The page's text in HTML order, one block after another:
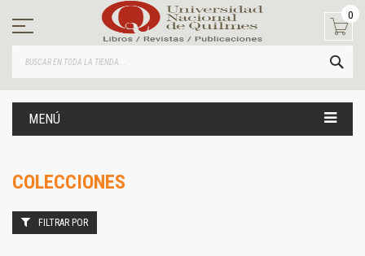
contenido
0
MENÚ
COLECCIONES
FILTRAR POR